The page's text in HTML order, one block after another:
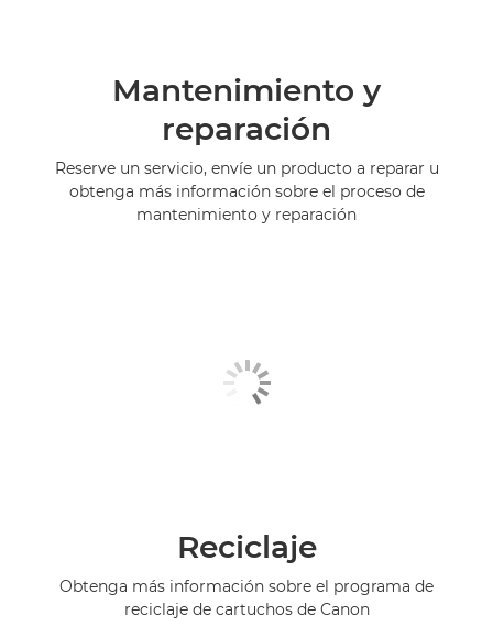
Mantenimiento y
reparación
Reserve un servicio, envíe un producto a reparar u
obtenga más información sobre el proceso de
mantenimiento y reparación
Reciclaje
Obtenga más información sobre el programa de
reciclaje de cartuchos de Canon